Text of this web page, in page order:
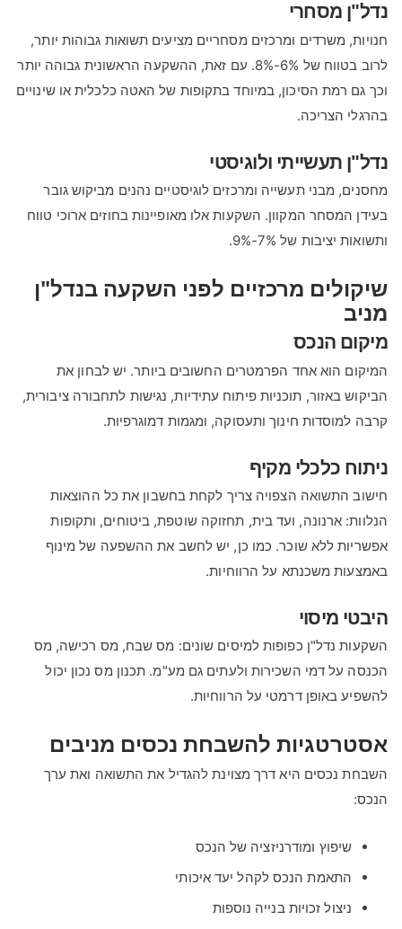
נדל"ן מסחרי
חנויות, משרדים ומרכזים מסחריים מציעים תשואות גבוהות יותר,
לרוב בטווח של 6%-8%. עם זאת, ההשקעה הראשונית גבוהה יותר
וכך גם רמת הסיכון, במיוחד בתקופות של האטה כלכלית או שינויים
בהרגלי הצריכה.
נדל"ן תעשייתי ולוגיסטי
מחסנים, מבני תעשייה ומרכזים לוגיסטיים נהנים מביקוש גובר
בעידן המסחר המקוון. השקעות אלו מאופיינות בחוזים ארוכי טווח
ותשואות יציבות של 7%-9%.
שיקולים מרכזיים לפני השקעה בנדל"ן
מניב
מיקום הנכס
המיקום הוא אחד הפרמטרים החשובים ביותר. יש לבחון את
הביקוש באזור, תוכניות פיתוח עתידיות, נגישות לתחבורה ציבורית,
קרבה למוסדות חינוך ותעסוקה, ומגמות דמוגרפיות.
ניתוח כלכלי מקיף
חישוב התשואה הצפויה צריך לקחת בחשבון את כל ההוצאות
הנלוות: ארנונה, ועד בית, תחזוקה שוטפת, ביטוחים, ותקופות
אפשריות ללא שוכר. כמו כן, יש לחשב את ההשפעה של מינוף
באמצעות משכנתא על הרווחיות.
היבטי מיסוי
השקעות נדל"ן כפופות למיסים שונים: מס שבח, מס רכישה, מס
הכנסה על דמי השכירות ולעתים גם מע"מ. תכנון מס נכון יכול
להשפיע באופן דרמטי על הרווחיות.
אסטרטגיות להשבחת נכסים מניבים
השבחת נכסים היא דרך מצוינת להגדיל את התשואה ואת ערך
הנכס:
שיפוץ ומודרניזציה של הנכס
התאמת הנכס לקהל יעד איכותי
ניצול זכויות בנייה נוספות